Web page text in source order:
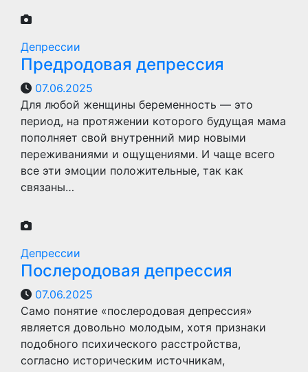
Депрессии
Предродовая депрессия
07.06.2025
Для любой женщины беременность — это
период, на протяжении которого будущая мама
пополняет свой внутренний мир новыми
переживаниями и ощущениями. И чаще всего
все эти эмоции положительные, так как
связаны…
Депрессии
Послеродовая депрессия
07.06.2025
Само понятие «послеродовая депрессия»
является довольно молодым, хотя признаки
подобного психического расстройства,
согласно историческим источникам,